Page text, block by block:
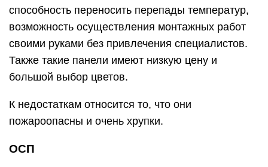
способность переносить перепады температур,
возможность осуществления монтажных работ
своими руками без привлечения специалистов.
Также такие панели имеют низкую цену и
большой выбор цветов.
К недостаткам относится то, что они
пожароопасны и очень хрупки.
ОСП